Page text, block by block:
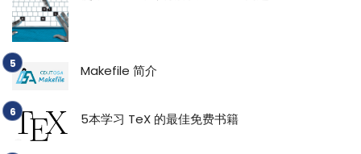
Makefile 简介
5本学习 TeX 的最佳免费书籍